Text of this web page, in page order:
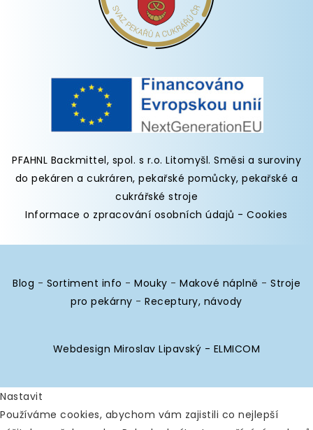
PFAHNL Backmittel, spol. s r.o. Litomyšl. Směsi a suroviny
do pekáren a cukráren,pekařské pomůcky,pekařské a
cukrářské stroje
Informace o zpracování osobních údajů -Cookies
Blog - Sortiment info - Mouky - Makové náplně - Stroje
pro pekárny -Receptury, návody
Webdesign Miroslav Lipavský - ELMICOM
Nastavit
Používáme cookies, abychom vám zajistili co nejlepší